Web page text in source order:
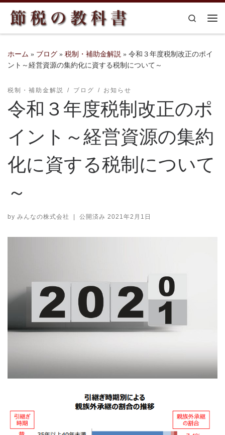
コンテンツへスキップ
Search
ホーム » ブログ » 税制・補助金解説 » 令和３年度税制改正のポイ
ント～経営資源の集約化に資する税制について～
税制・補助金解説 ブログ お知らせ
令和３年度税制改正のポ
イント～経営資源の集約
化に資する税制について
～
by みんなの株式会社 | 公開済み 2021年2月1日